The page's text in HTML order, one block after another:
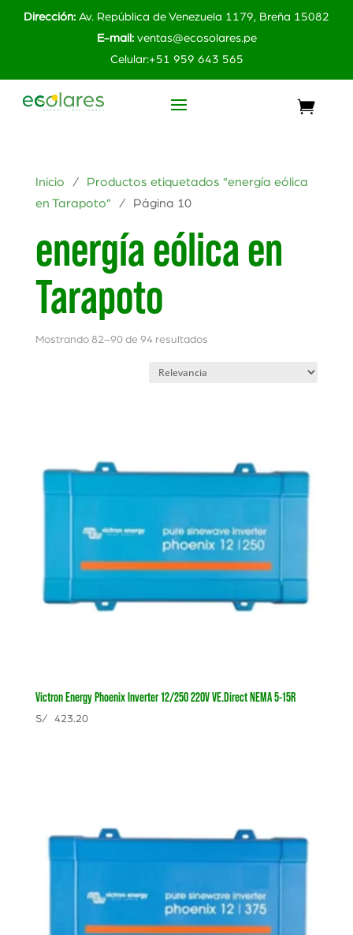
Dirección: Av. República de Venezuela 1179, Breña 15082
E-mail: ventas@ecosolares.pe
Celular:+51 959 643 565
Inicio / Productos etiquetados “energía eólica
en Tarapoto” / Página 10
energía eólica en
Tarapoto
Mostrando 82–90 de 94 resultados
Victron Energy Phoenix Inverter 12/250 220V VE.Direct NEMA 5-15R
S/423.20